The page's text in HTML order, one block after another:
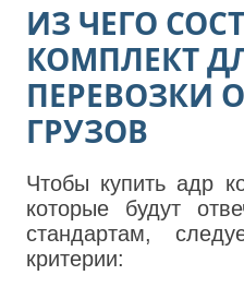
ИЗ ЧЕГО
КОМПЛЕКТ
ПЕРЕВОЗКИ
ГРУЗОВ
Чтобы купить адр
которые будут
стандартам,
критерии: